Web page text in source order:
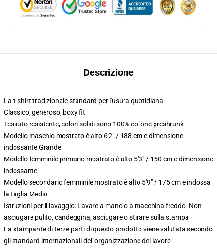
Descrizione
La t-shirt tradizionale standard per l'usura quotidiana
Classico, generoso, boxy fit
Tessuto resistente, colori solidi sono 100% cotone preshrunk
Modello maschio mostrato è alto 6'2" / 188 cm e dimensione
indossante Grande
Modello femminile primario mostrato è alto 5'3" / 160 cm e dimensione
indossante
Modello secondario femminile mostrato è alto 5'9" / 175 cm e indossa
la taglia Medio
Istruzioni per il lavaggio: Lavare a mano o a macchina freddo. Non
asciugare pulito, candeggina, asciugare o stirare sulla stampa
La stampante di terze parti di questo prodotto viene valutata secondo
gli standard internazionali dell'organizzazione del lavoro